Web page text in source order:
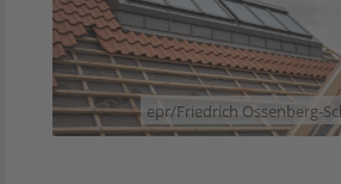
epr/Friedrich Ossenberg-